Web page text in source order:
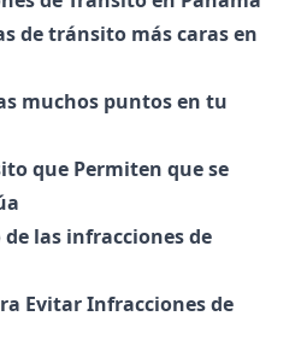
de tránsito más caras en
muchos puntos en tu
que Permiten que se
las infracciones de
Evitar Infracciones de